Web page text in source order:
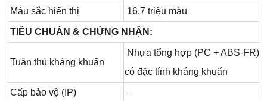
Màu sắc hiển thị 16,7 triệu màu
TIÊU CHUẨN & CHỨNG NHẬN:
Tuân thủ kháng khuẩn
Nhựa tổng hợp (PC + ABS-FR)
có đặc tính kháng khuẩn
Cấp bảo vệ (IP) –